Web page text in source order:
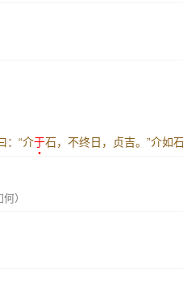
：“介于石，不终日，贞吉。”介如
）